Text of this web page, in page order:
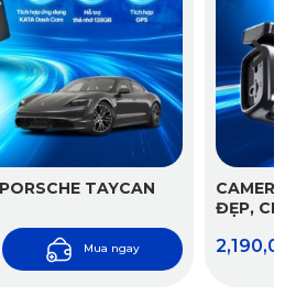
TAYCAN
Mua ngay
ĐẸP,